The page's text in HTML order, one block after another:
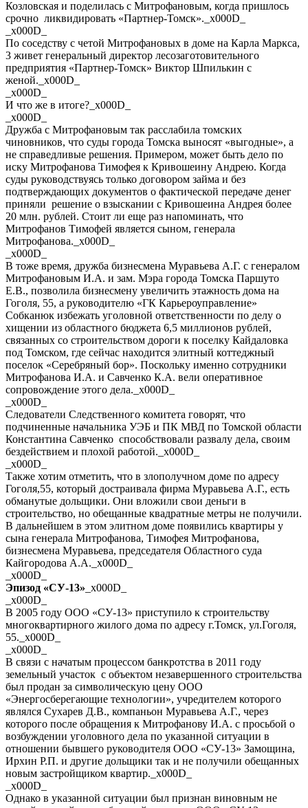
Козловская и поделилась с Митрофановым, когда пришлось
срочно ликвидировать «Партнер-Томск»._x000D_
_x000D_
По соседству с четой Митрофановых в доме на Карла Маркса,
3 живет генеральный директор лесозаготовительного
предприятия «Партнер-Томск» Виктор Шпилькин с
женой._x000D_
_x000D_
И что же в итоге?_x000D_
_x000D_
Дружба с Митрофановым так расслабила томских
чиновников, что суды города Томска выносят «выгодные», а
не справедливые решения. Примером, может быть дело по
иску Митрофанова Тимофея к Кривошеину Андрею. Когда
суды руководствуясь только договором займа и без
подтверждающих документов о фактической передаче денег
приняли решение о взыскании с Кривошеина Андрея более
20 млн. рублей. Стоит ли еще раз напоминать, что
Митрофанов Тимофей является сыном, генерала
Митрофанова._x000D_
_x000D_
В тоже время, дружба бизнесмена Муравьева А.Г. с генералом
Митрофановым И.А. и зам. Мэра города Томска Паршуто
Е.В., позволила бизнесмену увеличить этажность дома на
Гоголя, 55, а руководителю «ГК Карьероуправление»
Собканюк избежать уголовной ответственности по делу о
хищении из областного бюджета 6,5 миллионов рублей,
связанных со строительством дороги к поселку Кайдаловка
под Томском, где сейчас находится элитный коттеджный
поселок «Серебряный бор». Поскольку именно сотрудники
Митрофанова И.А. и Савченко К.А. вели оперативное
сопровождение этого дела._x000D_
_x000D_
Следователи Следственного комитета говорят, что
подчиненные начальника УЭБ и ПК МВД по Томской области
Константина Савченко способствовали развалу дела, своим
бездействием и плохой работой._x000D_
_x000D_
Также хотим отметить, что в злополучном доме по адресу
Гоголя,55, который достраивала фирма Муравьева А.Г., есть
обманутые дольщики. Они вложили свои деньги в
строительство, но обещанные квадратные метры не получили.
В дальнейшем в этом элитном доме появились квартиры у
сына генерала Митрофанова, Тимофея Митрофанова,
бизнесмена Муравьева, председателя Областного суда
Кайгородова А.А._x000D_
_x000D_
Эпизод «СУ-13» _x000D_
_x000D_
В 2005 году ООО «СУ-13» приступило к строительству
многоквартирного жилого дома по адресу г.Томск, ул.Гоголя,
55._x000D_
_x000D_
В связи с начатым процессом банкротства в 2011 году
земельный участок с объектом незавершенного строительства
был продан за символическую цену ООО
«Энергосберегающие технологии», учредителем которого
являлся Сухарев Д.В., компаньон Муравьева А.Г., через
которого после обращения к Митрофанову И.А. с просьбой о
возбуждении уголовного дела по указанной ситуации в
отношении бывшего руководителя ООО «СУ-13» Замощина,
Ирхин Р.П. и другие дольщики так и не получили обещанных
новым застройщиком квартир._x000D_
_x000D_
Однако в указанной ситуации был признан виновным не